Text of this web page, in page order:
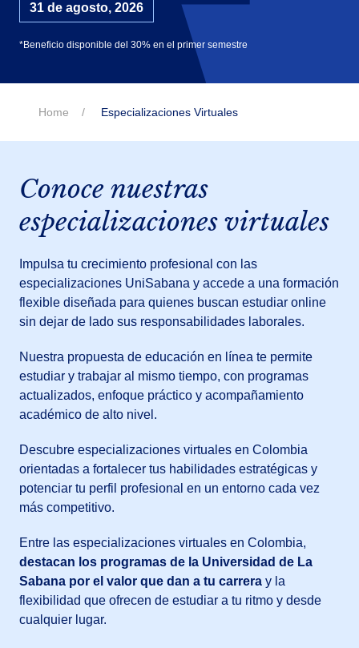
31 de agosto, 2026
*Beneficio disponible del 30% en el primer semestre
Home Especializaciones Virtuales
Conoce nuestras
especializaciones virtuales
Impulsa tu crecimiento profesional con las
especializaciones UniSabana y accede a una formación
flexible diseñada para quienes buscan estudiar online
sin dejar de lado sus responsabilidades laborales.
Nuestra propuesta de educación en línea te permite
estudiar y trabajar al mismo tiempo, con programas
actualizados, enfoque práctico y acompañamiento
académico de alto nivel.
Descubre especializaciones virtuales en Colombia
orientadas a fortalecer tus habilidades estratégicas y
potenciar tu perfil profesional en un entorno cada vez
más competitivo.
Entre las especializaciones virtuales en Colombia,
destacan los programas de la Universidad de La
Sabana por el valor que dan a tu carrera y la
flexibilidad que ofrecen de estudiar a tu ritmo y desde
cualquier lugar.